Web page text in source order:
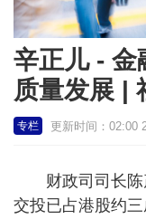
辛正儿 - 金
质量发展 |
专栏 更新时间：02:00
财政司司长陈
交投已占港股约